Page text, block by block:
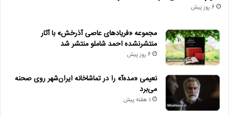
6 روز پیش
مجموعه «فریادهای عاصی آذرخش» با آثار
منتشرنشده احمد شاملو منتشر شد
6 روز پیش
نعیمی «مده‌آ» را در تماشاخانه ایران‌شهر روی صحنه
می‌برد
1 هفته پیش